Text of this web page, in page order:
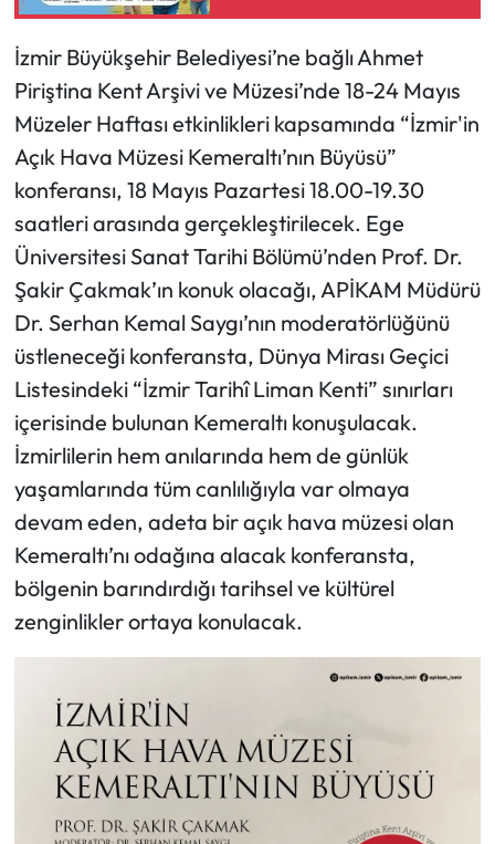
İzmir Büyükşehir Belediyesi’ne bağlı Ahmet
Piriştina Kent Arşivi ve Müzesi’nde 18-24 Mayıs
Müzeler Haftası etkinlikleri kapsamında “İzmir'in
Açık Hava Müzesi Kemeraltı’nın Büyüsü”
konferansı, 18 Mayıs Pazartesi 18.00-19.30
saatleri arasında gerçekleştirilecek. Ege
Üniversitesi Sanat Tarihi Bölümü’nden Prof. Dr.
Şakir Çakmak’ın konuk olacağı, APİKAM Müdürü
Dr. Serhan Kemal Saygı’nın moderatörlüğünü
üstleneceği konferansta, Dünya Mirası Geçici
Listesindeki “İzmir Tarihî Liman Kenti” sınırları
içerisinde bulunan Kemeraltı konuşulacak.
İzmirlilerin hem anılarında hem de günlük
yaşamlarında tüm canlılığıyla var olmaya
devam eden, adeta bir açık hava müzesi olan
Kemeraltı’nı odağına alacak konferansta,
bölgenin barındırdığı tarihsel ve kültürel
zenginlikler ortaya konulacak.